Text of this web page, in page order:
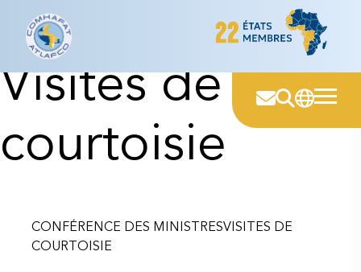
contentCatégorie :
Visites de
courtoisie
CONFÉRENCE DES MINISTRESVISITES DE
COURTOISIE